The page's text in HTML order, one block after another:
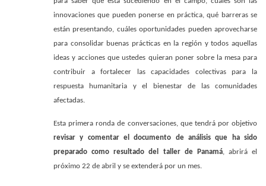
innovaciones que pueden ponerse en práctica, qué barreras se
están presentando, cuáles oportunidades pueden aprovecharse
para consolidar buenas prácticas en la región y todos aquellas
ideas y acciones que ustedes quieran poner sobre la mesa para
contribuir a fortalecer las capacidades colectivas para la
respuesta humanitaria y el bienestar de las comunidades
afectadas.
Esta primera ronda de conversaciones, que tendrá por objetivo
revisar y comentar el documento de análisis que ha sido
preparado como resultado del taller de Panamá, abrirá el
próximo 22 de abril y se extenderá por un mes.